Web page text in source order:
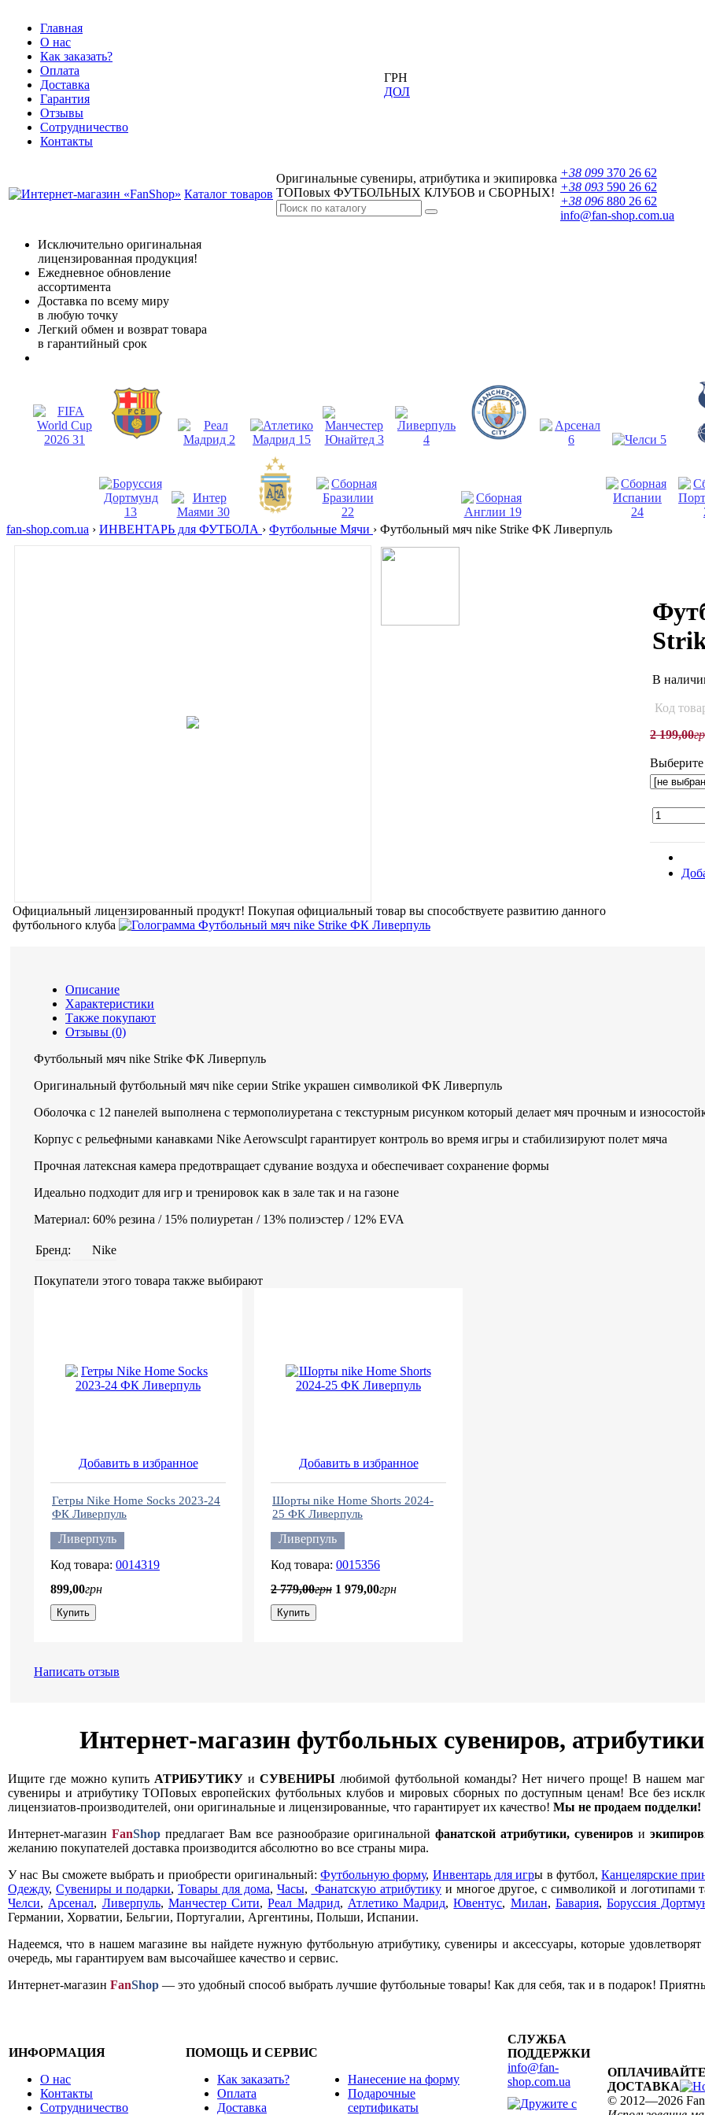
Главная
О нас
Как заказать?
Оплата
Доставка
Гарантия
Отзывы
Сотрудничество
Контакты
ГРН
ДОЛ
Каталог товаров
Оригинальные сувениры, атрибутика и экипировка
ТОПовых ФУТБОЛЬНЫХ КЛУБОВ и СБОРНЫХ!
+38 099 370 26 62
+38 093 590 26 62
+38 096 880 26 62
info@fan-shop.com.ua
Исключительно оригинальная
лицензированная продукция!
Ежедневное обновление
ассортимента
Доставка по всему миру
в любую точку
Легкий обмен и возврат товара
в гарантийный срок
fan-shop.com.ua › ИНВЕНТАРЬ для ФУТБОЛА › Футбольные Мячи › Футбольный мяч nike Strike ФК Ливерпуль
Официальный лицензированный продукт! Покупая официальный товар вы способствуете развитию данного
футбольного клуба
В
Код
2 199,00
Выберите
Описание
Характеристики
Также покупают
Отзывы (0)
Футбольный мяч nike Strike ФК Ливерпуль
Оригинальный футбольный мяч nike серии Strike украшен символикой ФК Ливерпуль
Оболочка с 12 панелей выполнена с термополиуретана с текстурным рисунком который делает мяч прочным и
Корпус с рельефными канавками Nike Aerowsculpt гарантирует контроль во время игры и стабилизируют полет мяча
Прочная латексная камера предотвращает сдувание воздуха и обеспечивает сохранение формы
Идеально подходит для игр и тренировок как в зале так и на газоне
Материал: 60% резина / 15% полиуретан / 13% полиэстер / 12% EVA
Бренд: Nike
Покупатели этого товара также выбирают
Добавить в избранное
Гетры Nike Home Socks 2023-24
ФК Ливерпуль
Ливерпуль
0014319
899,00грн
Купить
Добавить в избранное
Шорты nike Home Shorts 2024-
25 ФК Ливерпуль
Ливерпуль
0015356
2 779,00грн 1 979,00грн
Купить
Написать отзыв
Интернет-магазин футбольных сувениров,
Ищите где можно купить АТРИБУТИКУ и СУВЕНИРЫ любимой футбольной команды? Нет ничего проще! В нашем
сувениры и атрибутику ТОПовых европейских футбольных клубов и мировых сборных по доступным ценам! Все без
лицензиатов-производителей, они оригинальные и лицензированные, что гарантирует их качество! Мы не продаем подделки!
Интернет-магазин FanShopпредлагает Вам все разнообразие оригинальнойфанатской атрибутики, сувениров и
желанию покупателей доставка производится абсолютно во все страны мира.
У нас Вы сможете выбрать и приобрести оригинальный:Футбольную форму, Инвентарь для игры в футбол,Канцелярские
Одежду, Сувениры и подарки,Товары для дома, Часы, Фанатскую атрибутикуи многое другое, с символикой и логотипами
Челси, Арсенал, Ливерпуль, Манчестер Сити,Реал Мадрид, Атлетико Мадрид,Ювентус, Милан, Бавария,Боруссия
Германии, Хорватии, Бельгии, Португалии, Аргентины, Польши, Испании.
Надеемся, что в нашем магазине вы найдете нужную футбольную атрибутику, сувениры и аксессуары, которые
очередь, мы гарантируем вам высочайшее качество и сервис.
Интернет-магазин FanShop — это удобный способ выбрать лучшие футбольные товары! Как для себя, так и в подарок!
ИНФОРМАЦИЯ
О нас
Контакты
Сотрудничество
ПОМОЩЬ И СЕРВИС
Как заказать?
Оплата
Доставка
Нанесение на форму
Подарочные
сертификаты
СЛУЖБА
ПОДДЕРЖКИ
info@fan-
shop.com.ua
ДОСТАВКА
© 2012—2026